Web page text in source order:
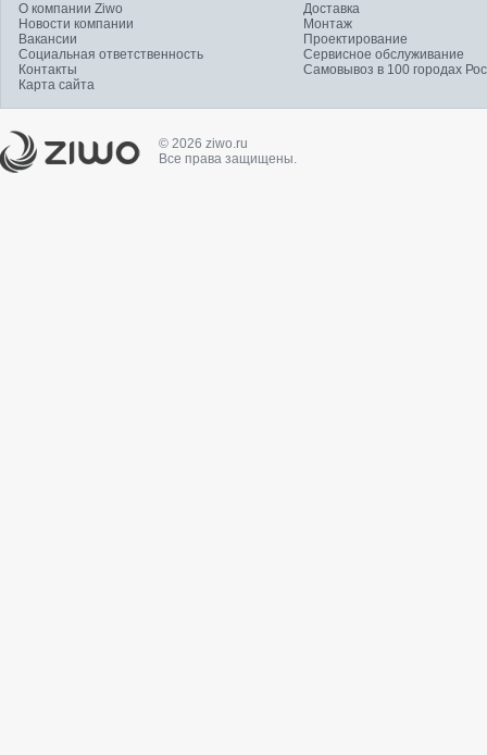
О компании Ziwo
Новости компании
Вакансии
Социальная ответственность
Контакты
Карта сайта
Доставка
Монтаж
Проектирование
Сервисное обслуживание
Самовывоз в 100 городах
© 2026 ziwo.ru
Все права защищены.